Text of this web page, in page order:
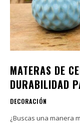
MATERAS DE
DURABILIDAD
DECORACIÓN
¿Buscas una manera